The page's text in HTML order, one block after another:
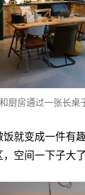
厨房通过一张长桌
就变成一件有
空间一下子大了